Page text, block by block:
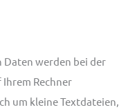
Daten werden bei der
Rechner
um kleine Textdateien,